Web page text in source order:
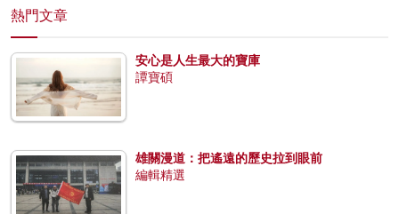
熱門文章
安心是人生最大的寶庫
譚寶碩
雄關漫道：把遙遠的歷史拉到眼前
編輯精選